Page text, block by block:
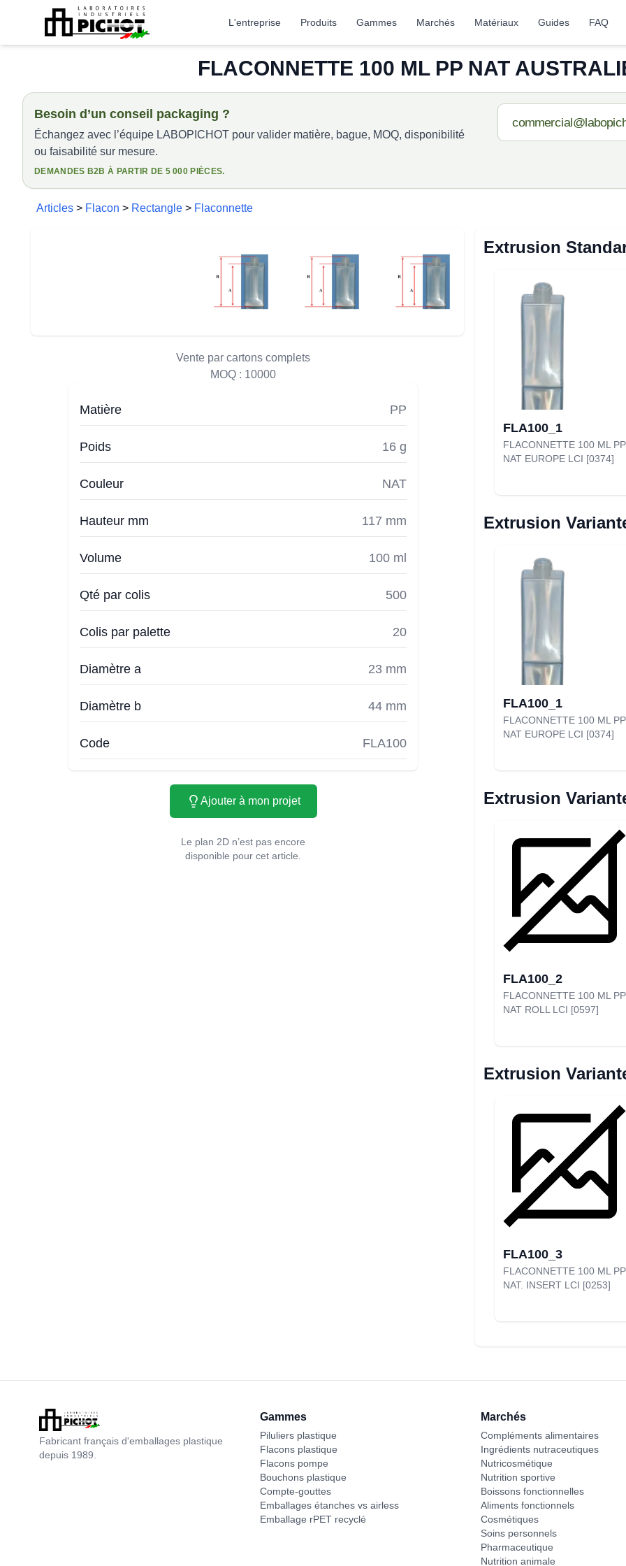
L'entreprise Produits Gammes Marchés Matériaux Guides FAQ
FLACONNETTE 100 ML PP NAT
Besoin d’un conseil packaging ?
Échangez avec l’équipe LABOPICHOT pour valider matière, bague, MOQ, disponibilité
ou faisabilité sur mesure.
DEMANDES B2B À PARTIR DE 5 000 PIÈCES.
Articles > Flacon > Rectangle > Flaconnette
Vente par cartons complets
MOQ : 10000
Matière PP
Poids 16 g
Couleur NAT
Hauteur mm 117 mm
Volume 100 ml
Qté par colis 500
Colis par palette 20
Diamètre a 23 mm
Diamètre b 44 mm
Code FLA100
Ajouter à mon projet
Le plan 2D n’est pas encore
disponible pour cet article.
Extrusion
FLA100_1
FLACONNETTE 100 ML PP
NAT EUROPE LCI [0374]
Extrusion
FLA100_1
FLACONNETTE 100 ML PP
NAT EUROPE LCI [0374]
Extrusion
FLA100_2
FLACONNETTE 100 ML PP
NAT ROLL LCI [0597]
Extrusion
FLA100_3
FLACONNETTE 100 ML PP
NAT. INSERT LCI [0253]
Fabricant français d'emballages plastique
depuis 1989.
Gammes
Piluliers plastique
Flacons plastique
Flacons pompe
Bouchons plastique
Compte-gouttes
Emballages étanches vs airless
Emballage rPET recyclé
Marchés
Compléments alimentaires
Ingrédients nutraceutiques
Nutricosmétique
Nutrition sportive
Boissons fonctionnelles
Aliments fonctionnels
Cosmétiques
Soins personnels
Pharmaceutique
Nutrition animale